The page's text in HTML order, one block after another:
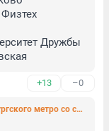
Дружбы
+13 –0
«Фонтанка» показывает новую схему петербургского метро со станцией «Горный институт»